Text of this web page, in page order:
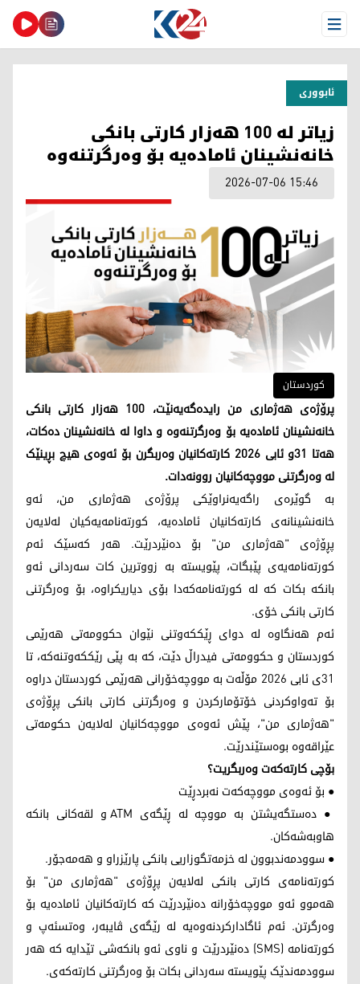
Open Menu
ئابووری
زیاتر لە 100 هەزار کارتی بانکی
خانەنشینان ئامادەیە بۆ وەرگرتنەوە
2026-07-06 15:46
کوردستان
پرۆژەی هەژماری من رایدەگەیەنێت، 100 هەزار کارتی بانکی
خانەنشینان ئامادەیە بۆ وەرگرتنەوە و داوا لە خانەنشینان دەکات،
هەتا 31و ئابی 2026 کارتەکانیان وەربگرن بۆ ئەوەی هیچ بڕینێک
لە وەرگرتنی مووچەکانیان روونەدات.
بە گوێرەی راگەیەنراوێکی پرۆژەی هەژماری من، ئەو
خانەنشینانەی کارتەکانیان ئامادەیە، کورتەنامەیەکیان لەلایەن
پڕۆژەی "هەژماری من" بۆ دەنێردرێت. هەر کەسێک ئەم
کورتەنامەیەی پێبگات، پێویستە بە زووترین کات سەردانی ئەو
بانکە بکات کە لە کورتەنامەکەدا بۆی دیاریکراوە، بۆ وەرگرتنی
کارتی بانکی خۆی.
ئەم هەنگاوە لە دوای ڕێککەوتنی نێوان حکوومەتی هەرێمی
کوردستان و حکوومەتی فیدراڵ دێت، کە بە پێی رێککەوتنەکە، تا
31ی ئابی 2026 مۆڵەت بە مووچەخۆرانی هەرێمی کوردستان دراوە
بۆ تەواوکردنی خۆتۆمارکردن و وەرگرتنی کارتی بانکی پڕۆژەی
"هەژماری من"، پێش ئەوەی مووچەکانیان لەلایەن حکومەتی
عێراقەوە بوەستێندرێت.
بۆچی کارتەکەت وەربگریت؟
● بۆ ئەوەی مووچەکەت نەبردڕێت
● دەستگەیشتن بە مووچە لە ڕێگەی ATM و لقەکانی بانکە
هاوبەشەکان.
● سوودمەندبوون لە خزمەتگوزاریی بانکی پارێزراو و هەمەجۆر.
کورتەنامەی کارتی بانکی لەلایەن پڕۆژەی "هەژماری من" بۆ
هەموو ئەو مووچەخۆرانە دەنێردرێت کە کارتەکانیان ئامادەیە بۆ
وەرگرتن. ئەم ئاگادارکردنەوەیە لە رێگەی ڤایبەر، وەتسئەپ و
کورتەنامە (SMS) دەنێردرێت و ناوی ئەو بانکەشی تێدایە کە هەر
سوودمەندێک پێویستە سەردانی بکات بۆ وەرگرتنی کارتەکەی.